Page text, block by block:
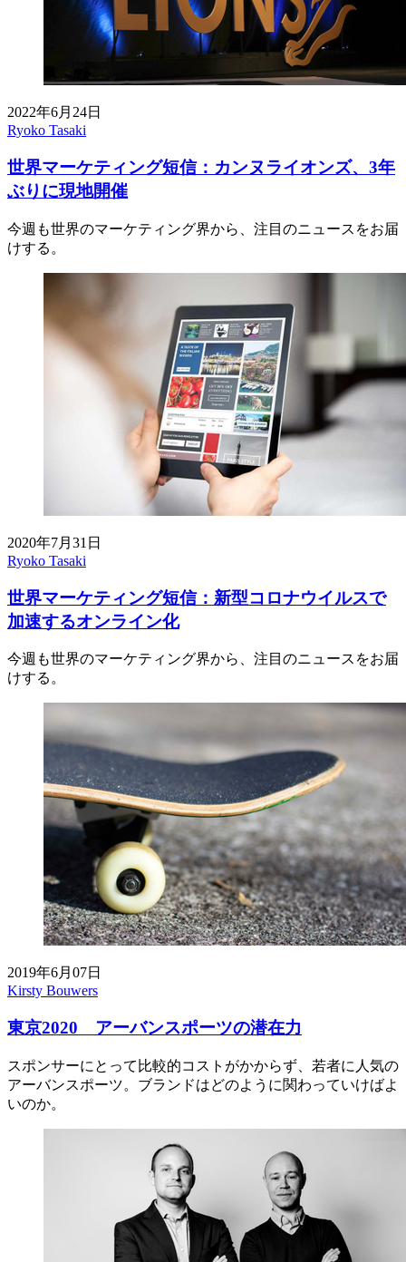
2022年6月24日
Ryoko Tasaki
世界マーケティング短信：カンヌライオンズ、3年
ぶりに現地開催
今週も世界のマーケティング界から、注目のニュースをお届
けする。
2020年7月31日
Ryoko Tasaki
世界マーケティング短信：新型コロナウイルスで
加速するオンライン化
今週も世界のマーケティング界から、注目のニュースをお届
けする。
2019年6月07日
Kirsty Bouwers
東京2020 アーバンスポーツの潜在力
スポンサーにとって比較的コストがかからず、若者に人気の
アーバンスポーツ。ブランドはどのように関わっていけばよ
いのか。